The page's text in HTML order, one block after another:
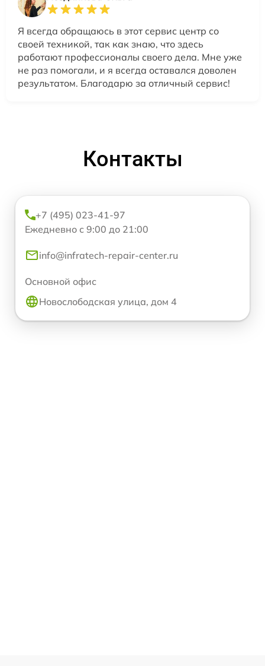
Я всегда обращаюсь в этот сервис центр со
своей техникой, так как знаю, что здесь
работают профессионалы своего дела. Мне уже
не раз помогали, и я всегда оставался доволен
результатом. Благодарю за отличный сервис!
Контакты
+7 (495) 023-41-97
Ежедневно с 9:00 до 21:00
info@infratech-repair-center.ru
Основной офис
Новослободская улица, дом 4